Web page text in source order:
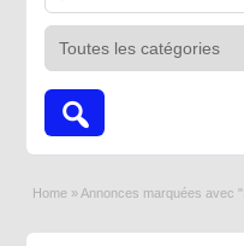
Home » Annonces marquées avec